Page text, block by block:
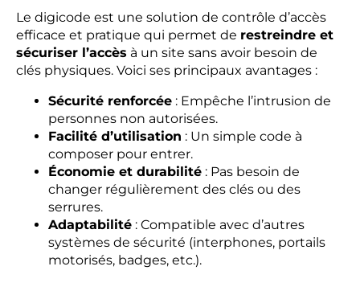
Le digicode est une solution de contrôle d’accès
efficace et pratique qui permet de restreindre et
sécuriser l’accès à un site sans avoir besoin de
clés physiques. Voici ses principaux avantages :
Sécurité renforcée : Empêche l’intrusion de
personnes non autorisées.
Facilité d’utilisation : Un simple code à
composer pour entrer.
Économie et durabilité : Pas besoin de
changer régulièrement des clés ou des
serrures.
Adaptabilité : Compatible avec d’autres
systèmes de sécurité (interphones, portails
motorisés, badges, etc.).